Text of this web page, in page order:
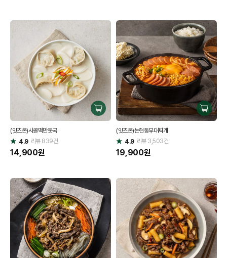
구
매
(잇츠온)사골떡만둣국
별
점
4.9 리뷰839건
14,900원
구
매
(잇츠온)논현동부대찌개
별
점
4.9 리뷰3,503건
19,900원